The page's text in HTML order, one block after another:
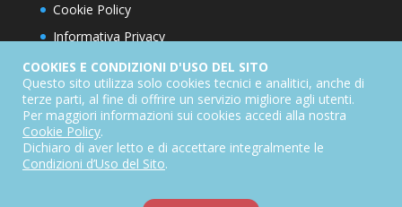
Cookie Policy
Informativa Privacy
Condizioni d’utilizzo del sito
Condizioni generali di abbonamento
Informativa sul diritto di recesso
Dichiarazione di accessibilità
COOKIES E CONDIZIONI D'USO DEL SITO
Questo sito utilizza solo cookies tecnici e analitici, anche di
terze parti, al fine di offrire un servizio migliore agli utenti.
Per maggiori informazioni sui cookies accedi alla nostra
Cookie Policy.
Dichiaro di aver letto e di accettare integralmente le
Condizioni d’Uso del Sito.